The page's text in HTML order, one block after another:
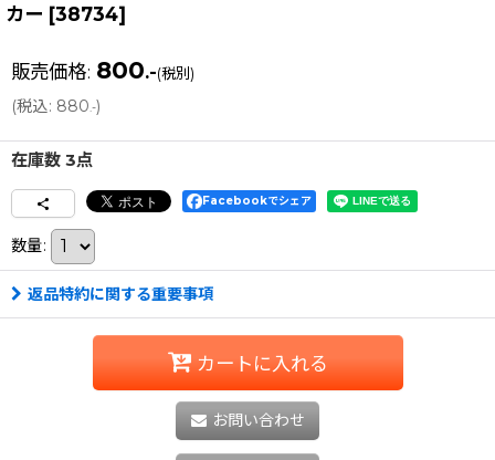
カー [38734]
販売価格: 800.-(税別)
(税込: 880.-)
在庫数 3点
Facebookでシェア
数量:
返品特約に関する重要事項
カートに入れる
お問い合わせ